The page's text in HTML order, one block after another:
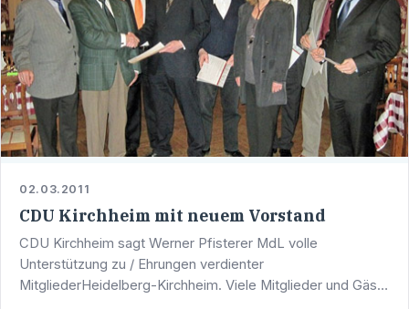
02.03.2011
CDU Kirchheim mit neuem Vorstand
CDU Kirchheim sagt Werner Pfisterer MdL volle
Unterstützung zu / Ehrungen verdienter
MitgliederHeidelberg-Kirchheim. Viele Mitglieder und Gäste